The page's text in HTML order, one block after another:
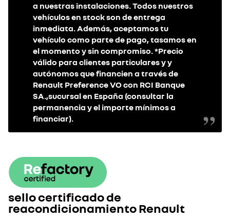
a nuestras instalaciones. Todos nuestros
vehículos en stock son de entrega
inmediata. Además, aceptamos tu
vehículo como parte de pago, tasamos en
el momento y sin compromiso. *Precio
válido para clientes particulares y y
autónomos que financien a través de
Renault Preference VO con RCI Banque
SA.,sucursal en España (consultar la
permanencia y el importe mínimos a
financiar).
sello certificado de
reacondicionamiento Renault